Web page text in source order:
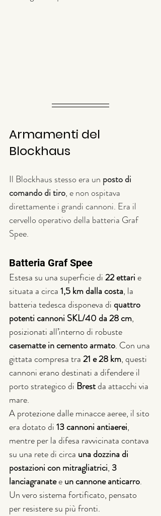
Armamenti del
Blockhaus
Il Blockhaus stesso era un posto di
comando di tiro, e non ospitava
direttamente i grandi cannoni. Era il
cervello operativo della batteria Graf
Spee.
Batteria Graf Spee
Estesa su una superficie di 22 ettari e
situata a circa 1,5 km dalla costa, la
batteria tedesca disponeva di quattro
potenti cannoni SKL/40 da 28 cm,
posizionati all’interno di robuste
casematte in cemento armato. Con una
gittata compresa tra 21 e 28 km, questi
cannoni erano destinati a difendere il
porto strategico di Brest da attacchi via
mare.
A protezione dalle minacce aeree, il sito
era dotato di 13 cannoni antiaerei,
mentre per la difesa ravvicinata contava
su una rete di circa una dozzina di
postazioni con mitragliatrici, 3
lanciagranate e un cannone anticarro.
Un vero sistema fortificato, pensato
per resistere su più fronti.